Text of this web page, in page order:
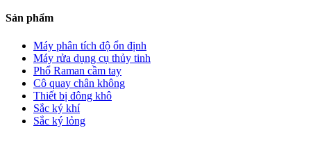
Sản phẩm
Máy phân tích độ ổn định
Máy rửa dụng cụ thủy tinh
Phổ Raman cầm tay
Cô quay chân không
Thiết bị đông khô
Sắc ký khí
Sắc ký lỏng